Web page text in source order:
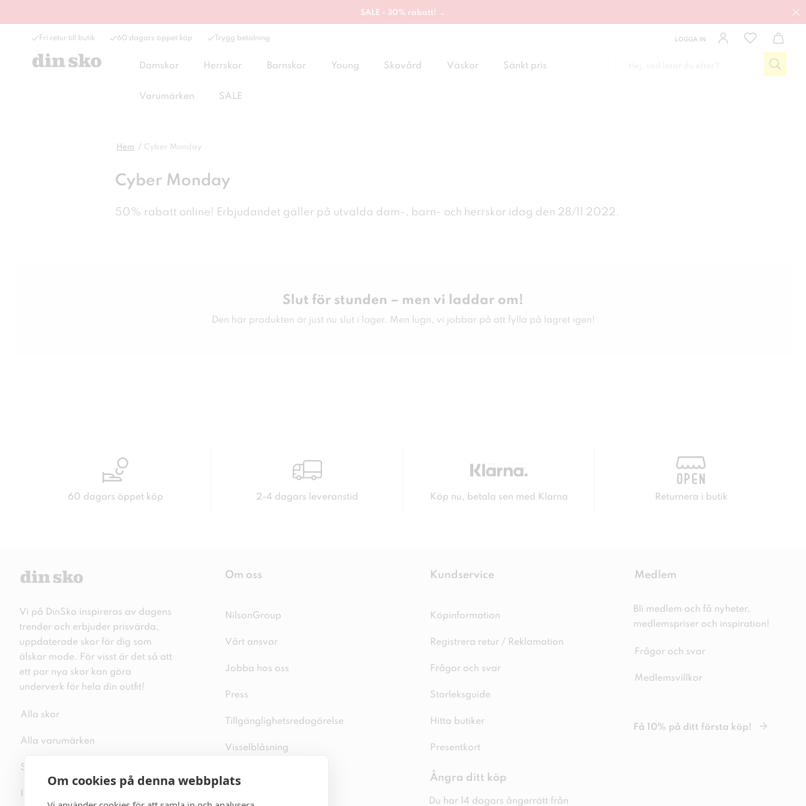
Om cookies på denna webbplats
SALE - 30% rabatt! →
Fri retur till butik 60 dagars öppet köp Trygg betalning LOGGA IN
Damskor Herrskor Barnskor Young Skovård Väskor Sänkt pris
Varumärken SALE
Hem Cyber Monday
Cyber Monday
50% rabatt online! Erbjudandet gäller på utvalda dam-, barn- och herrskor idag den 28/11 2022.
Slut för stunden – men vi laddar om!
Den här produkten är just nu slut i lager. Men lugn, vi jobbar på att fylla på lagret igen!
60 dagars öppet köp 2-4 dagars leveranstid Köp nu, betala sen med Klarna Returnera i butik
Vi på DinSko inspireras av dagens
trender och erbjuder prisvärda,
uppdaterade skor för dig som
älskar mode. För visst är det så att
ett par nya skor kan göra
underverk för hela din outfit!
Alla skor
Alla varumärken
Sitemap
Om oss
NilsonGroup
Vårt ansvar
Jobba hos oss
Press
Tillgänglighetsredogörelse
Visselblåsning
Cookiepolicy
Kundservice
Köpinformation
Registrera retur / Reklamation
Frågor och svar
Storleksguide
Hitta butiker
Presentkort
Ångra ditt köp
Du har 14 dagars ångerrätt från
Medlem
Bli medlem och få nyheter,
medlemspriser och inspiration!
Frågor och svar
Medlemsvillkor
Få 10% på ditt första köp!